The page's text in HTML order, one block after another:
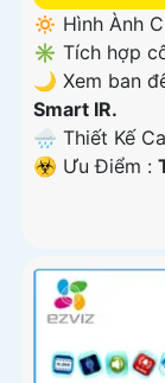
🔅 Hình Ành
✳️ Tích hợp
🌙 Xem ban
Smart IR.
🌧️ Thiết Kế
️☣️ Ưu Điểm :